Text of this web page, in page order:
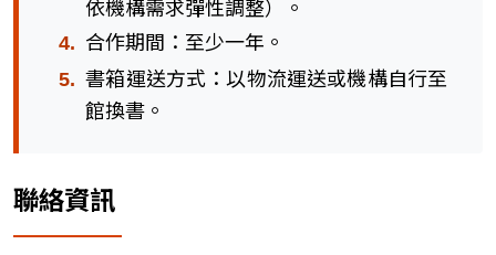
依機構需求彈性調整）。
合作期間：至少一年。
書箱運送方式：以物流運送或機構自行至
館換書。
聯絡資訊